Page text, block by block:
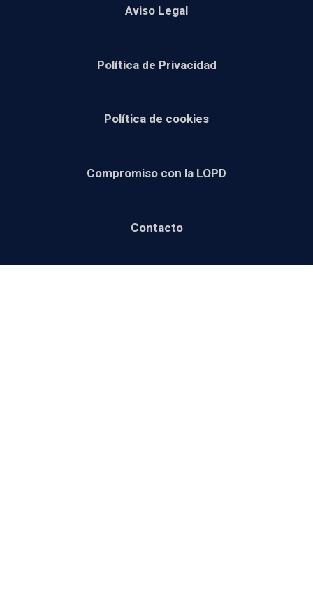
Aviso Legal
Política de Privacidad
Política de cookies
Compromiso con la LOPD
Contacto